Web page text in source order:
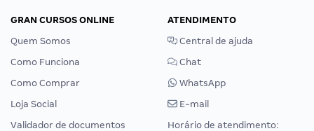
GRAN CURSOS ONLINE
Quem Somos
Como Funciona
Como Comprar
Loja Social
Validador de documentos
ATENDIMENTO
Central de ajuda
Chat
WhatsApp
E-mail
Horário de atendimento: